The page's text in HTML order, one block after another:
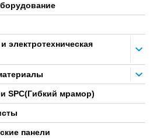
электротехническая
SPC(Гибкий мрамор)
панели